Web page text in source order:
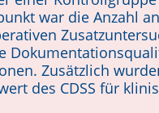
war die Anzahl
Zusätzlich
des CDSS für